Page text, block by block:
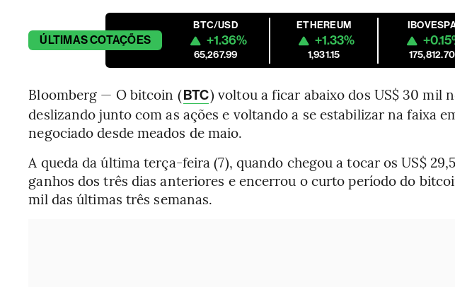
ÚLTIMASCOTAÇÕES
BTC/USD
+1.36%
65,267.99
ETHEREUM
+1.33%
1,931.15 175,812.70
Bloomberg — O bitcoin (BTC) voltou a ficar abaixo dos US$ 30 mil
deslizando junto com as ações e voltando a se estabilizar na faixa
negociado desde meados de maio.
A queda da última terça-feira (7), quando chegou a tocar os US$
ganhos dos três dias anteriores e encerrou o curto período do
mil das últimas três semanas.